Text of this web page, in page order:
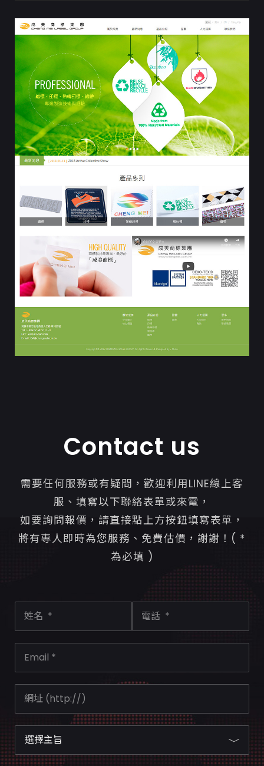
Contact us
需要任何服務或有疑問，歡迎利用LINE線上客
服、填寫以下聯絡表單或來電，
如要詢問報價，請直接點上方按鈕填寫表單，
將有專人即時為您服務、免費估價，謝謝！( *
為必填 )